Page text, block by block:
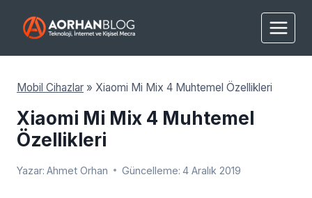
Mobil Cihazlar » Xiaomi Mi Mix 4 Muhtemel Özellikleri
Xiaomi Mi Mix 4 Muhtemel
Özellikleri
Yazar: Ahmet Orhan Güncelleme: 4 Aralık 2019